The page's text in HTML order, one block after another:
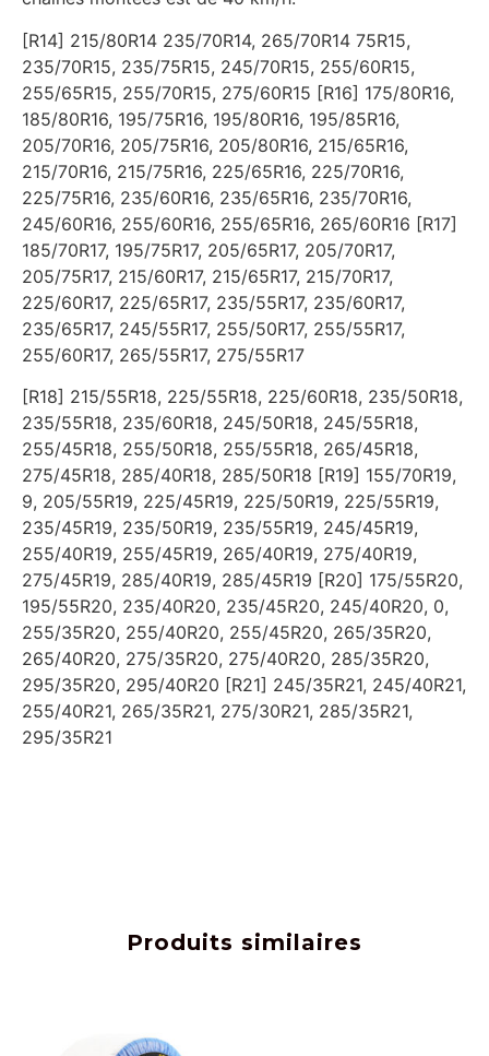
[R14] 215/80R14 235/70R14, 265/70R14 75R15,
235/70R15, 235/75R15, 245/70R15, 255/60R15,
255/65R15, 255/70R15, 275/60R15 [R16] 175/80R16,
185/80R16, 195/75R16, 195/80R16, 195/85R16,
205/70R16, 205/75R16, 205/80R16, 215/65R16,
215/70R16, 215/75R16, 225/65R16, 225/70R16,
225/75R16, 235/60R16, 235/65R16, 235/70R16,
245/60R16, 255/60R16, 255/65R16, 265/60R16 [R17]
185/70R17, 195/75R17, 205/65R17, 205/70R17,
205/75R17, 215/60R17, 215/65R17, 215/70R17,
225/60R17, 225/65R17, 235/55R17, 235/60R17,
235/65R17, 245/55R17, 255/50R17, 255/55R17,
255/60R17, 265/55R17, 275/55R17
[R18] 215/55R18, 225/55R18, 225/60R18, 235/50R18,
235/55R18, 235/60R18, 245/50R18, 245/55R18,
255/45R18, 255/50R18, 255/55R18, 265/45R18,
275/45R18, 285/40R18, 285/50R18 [R19] 155/70R19,
9, 205/55R19, 225/45R19, 225/50R19, 225/55R19,
235/45R19, 235/50R19, 235/55R19, 245/45R19,
255/40R19, 255/45R19, 265/40R19, 275/40R19,
275/45R19, 285/40R19, 285/45R19 [R20] 175/55R20,
195/55R20, 235/40R20, 235/45R20, 245/40R20, 0,
255/35R20, 255/40R20, 255/45R20, 265/35R20,
265/40R20, 275/35R20, 275/40R20, 285/35R20,
295/35R20, 295/40R20 [R21] 245/35R21, 245/40R21,
255/40R21, 265/35R21, 275/30R21, 285/35R21,
295/35R21
Produits similaires